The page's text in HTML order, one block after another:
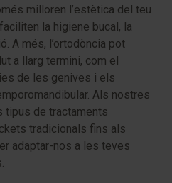
milloren l’estètica del teu
la higiene bucal, la
A més, l’ortodòncia pot
a llarg termini, com el
de les genives i els
Als nostres
de tractaments
tradicionals fins als
adaptar-nos a les teves